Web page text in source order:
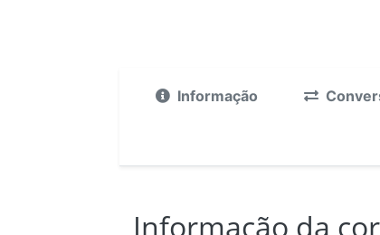
Informação
Informação da cor